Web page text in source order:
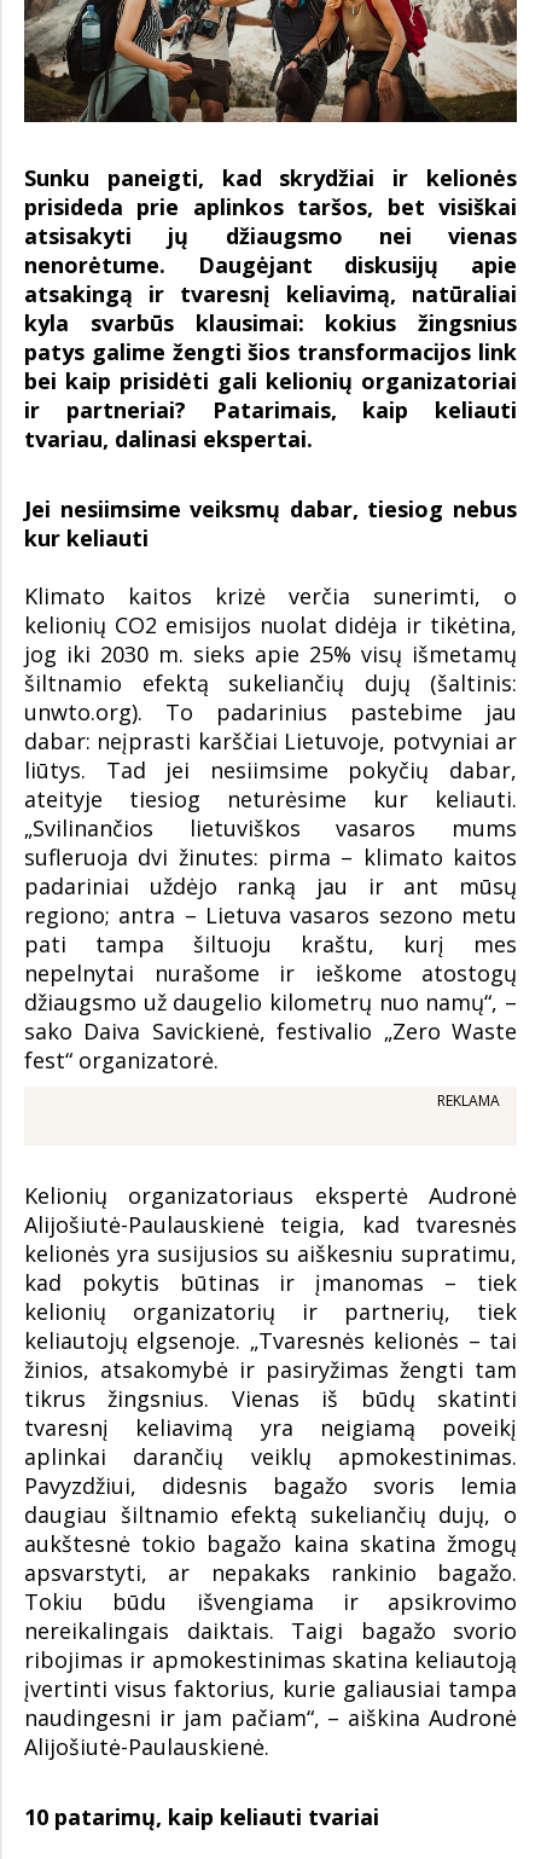
Sunku paneigti, kad skrydžiai ir kelionės
prisideda prie aplinkos taršos, bet visiškai
atsisakyti jų džiaugsmo nei vienas
nenorėtume. Daugėjant diskusijų apie
atsakingą ir tvaresnį keliavimą, natūraliai
kyla svarbūs klausimai: kokius žingsnius
patys galime žengti šios transformacijos link
bei kaip prisidėti gali kelionių organizatoriai
ir partneriai? Patarimais, kaip keliauti
tvariau, dalinasi ekspertai.
Jei nesiimsime veiksmų dabar, tiesiog nebus
kur keliauti
Klimato kaitos krizė verčia sunerimti, o
kelionių CO2 emisijos nuolat didėja ir tikėtina,
jog iki 2030 m. sieks apie 25% visų išmetamų
šiltnamio efektą sukeliančių dujų (šaltinis:
unwto.org). To padarinius pastebime jau
dabar: neįprasti karščiai Lietuvoje, potvyniai ar
liūtys. Tad jei nesiimsime pokyčių dabar,
ateityje tiesiog neturėsime kur keliauti.
„Svilinančios lietuviškos vasaros mums
sufleruoja dvi žinutes: pirma – klimato kaitos
padariniai uždėjo ranką jau ir ant mūsų
regiono; antra – Lietuva vasaros sezono metu
pati tampa šiltuoju kraštu, kurį mes
nepelnytai nurašome ir ieškome atostogų
džiaugsmo už daugelio kilometrų nuo namų“, –
sako Daiva Savickienė, festivalio „Zero Waste
fest“ organizatorė.
REKLAMA
Kelionių organizatoriaus ekspertė Audronė
Alijošiutė-Paulauskienė teigia, kad tvaresnės
kelionės yra susijusios su aiškesniu supratimu,
kad pokytis būtinas ir įmanomas – tiek
kelionių organizatorių ir partnerių, tiek
keliautojų elgsenoje. „Tvaresnės kelionės – tai
žinios, atsakomybė ir pasiryžimas žengti tam
tikrus žingsnius. Vienas iš būdų skatinti
tvaresnį keliavimą yra neigiamą poveikį
aplinkai darančių veiklų apmokestinimas.
Pavyzdžiui, didesnis bagažo svoris lemia
daugiau šiltnamio efektą sukeliančių dujų, o
aukštesnė tokio bagažo kaina skatina žmogų
apsvarstyti, ar nepakaks rankinio bagažo.
Tokiu būdu išvengiama ir apsikrovimo
nereikalingais daiktais. Taigi bagažo svorio
ribojimas ir apmokestinimas skatina keliautoją
įvertinti visus faktorius, kurie galiausiai tampa
naudingesni ir jam pačiam“, – aiškina Audronė
Alijošiutė-Paulauskienė.
10 patarimų, kaip keliauti tvariai